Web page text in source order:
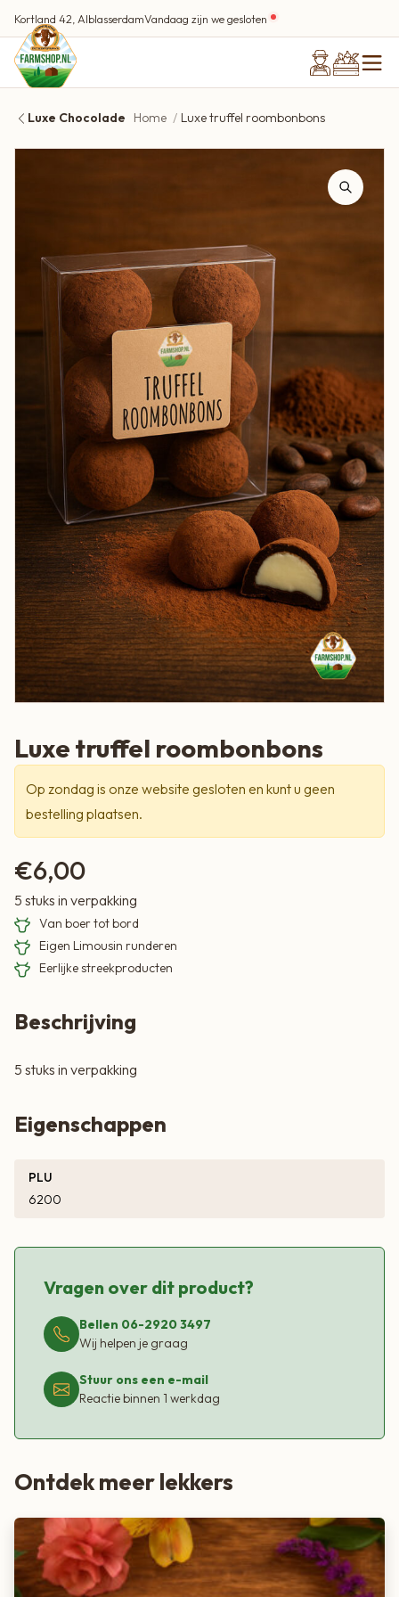
Kortland 42, AlblasserdamVandaag zijn we gesloten
Luxe Chocolade Home Luxe truffel roombonbons
Luxe truffel roombonbons
Op zondag is onze website gesloten en kunt u geen
bestelling plaatsen.
€6,00
5 stuks in verpakking
Van boer tot bord
Eigen Limousin runderen
Eerlijke streekproducten
Beschrijving
5 stuks in verpakking
Eigenschappen
PLU
6200
Vragen over dit product?
Bellen 06-2920 3497
Wij helpen je graag
Stuur ons een e-mail
Reactie binnen 1 werkdag
Ontdek meer lekkers